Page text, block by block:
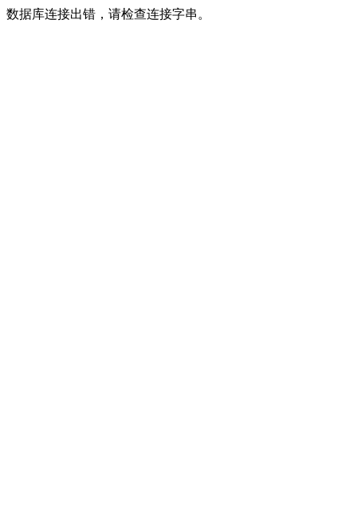
数据库连接出错，请检查连接字串。